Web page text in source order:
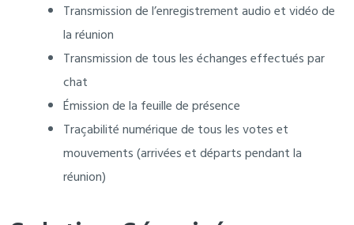
Transmission de l’enregistrement audio et vidéo de
la réunion
Transmission de tous les échanges effectués par
chat
Émission de la feuille de présence
Traçabilité numérique de tous les votes et
mouvements (arrivées et départs pendant la
réunion)